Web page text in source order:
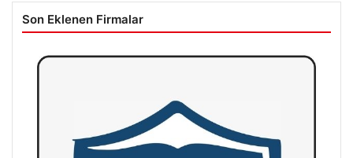
Son Eklenen Firmalar